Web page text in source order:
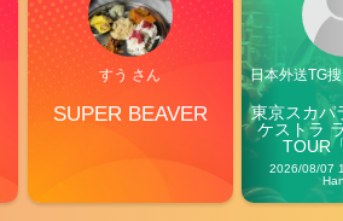
すう さん
SUPER BEAVER
日本外送TG
東京スカパ
ケストラ
TOUR
2026/08/07